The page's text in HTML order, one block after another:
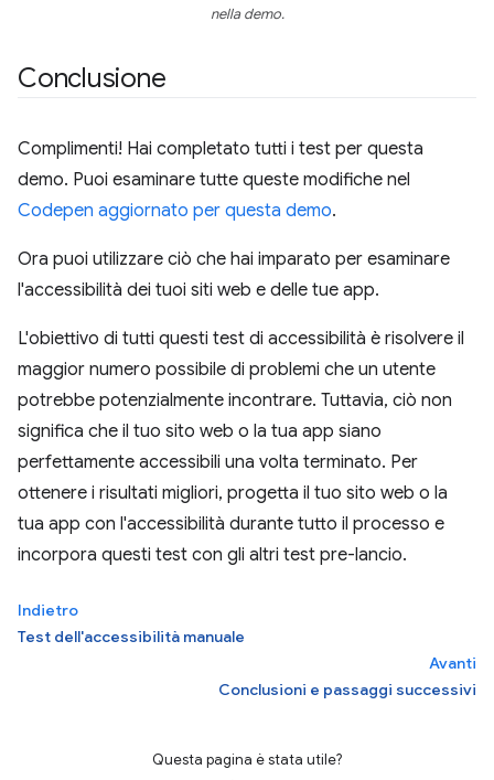
nella demo.
Conclusione
Complimenti! Hai completato tutti i test per questa
demo. Puoi esaminare tutte queste modifiche nel
Codepen aggiornato per questa demo.
Ora puoi utilizzare ciò che hai imparato per esaminare
l'accessibilità dei tuoi siti web e delle tue app.
L'obiettivo di tutti questi test di accessibilità è risolvere il
maggior numero possibile di problemi che un utente
potrebbe potenzialmente incontrare. Tuttavia, ciò non
significa che il tuo sito web o la tua app siano
perfettamente accessibili una volta terminato. Per
ottenere i risultati migliori, progetta il tuo sito web o la
tua app con l'accessibilità durante tutto il processo e
incorpora questi test con gli altri test pre-lancio.
Indietro
Test dell'accessibilità manuale
Avanti
Conclusioni e passaggi successivi
Questa pagina è stata utile?